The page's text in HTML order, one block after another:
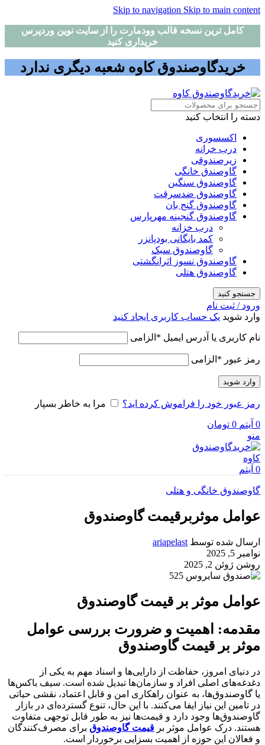
Skip to navigation Skip to main content
کامل ترین نسخه قالب وودمارت را از سایت نوین وردپرس
خریداری کنید
خریدگاوصندوق کاوه شعبه دیگری ندارد
دسته را انتخاب کنید
اکسسوری
درب خرانه
زیرصندوقی
گاوصندق خانگی
گاوصندوق سنگین
گاوصندوق ضدسرقت
گاوصندوق گنج بان
گاوصندوق گنجینه مهرپارس
درب خزانه
کمد بایگانی بودپانزر
گاوصندوق سبک
گاوصندوق نسوز اثرانگشتی
گاوصندوق هتلی
جستجو کنید
ورود / ثبت نام
وارد شوید یک حساب کاربری ایجاد کنید
نام کاربری یا آدرس ایمیل * الزامی
رمز عبور * الزامی
وارد شوید
رمز عبور خود را فراموش کرده اید؟ مرا به خاطر بسپار
0 آیتم 0 تومان
منو
0 آیتم
گاوصندوق خانگی و هتلی
عوامل موثربرقیمت گاوصندوق
ارسال شده توسط ariapelast
نوامبر 5, 2025
روشن ژوئن 2, 2025
عوامل موثر بر قیمت گاوصندوق
مقدمه: اهمیت و ضرورت بررسی عوامل
موثر بر قیمت گاوصندوق
در دنیای امروز، حفاظت از دارایی‌ها و اسناد مهم به یکی از
دغدغه‌های اصلی افراد و سازمان‌ها تبدیل شده است. سیف باکس‌ها
یا گاوصندوق‌ها، به عنوان راهکاری امن و قابل اعتماد، نقشی حیاتی
در تامین این نیاز ایفا می‌کنند. با این حال، تنوع گسترده‌ای در بازار
گاوصندوق‌ها وجود دارد و قیمت‌ها نیز به طور قابل توجهی متفاوت
هستند. درک عوامل موثر بر قیمت گاوصندوق برای مصرف‌کنندگان
و فعالان این حوزه از اهمیت بسزایی برخوردار است.